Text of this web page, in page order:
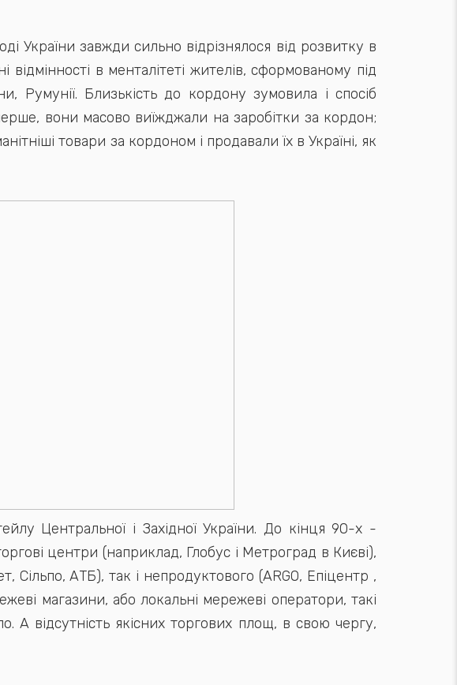
України завжди сильно відрізнялося від розвитку в
в менталітеті жителів, сформованому під
Близькість до кордону зумовила і спосіб
вони масово виїжджали на заробітки за кордон;
товари за кордоном і продавали їх в Україні, як
Центральної і Західної України. До кінця 90-х -
центри (наприклад, Глобус і Метроград в Києві),
АТБ), так і непродуктового (ARGO, Епіцентр ,
магазини, або локальні мережеві оператори, такі
А відсутність якісних торгових площ, в свою чергу,